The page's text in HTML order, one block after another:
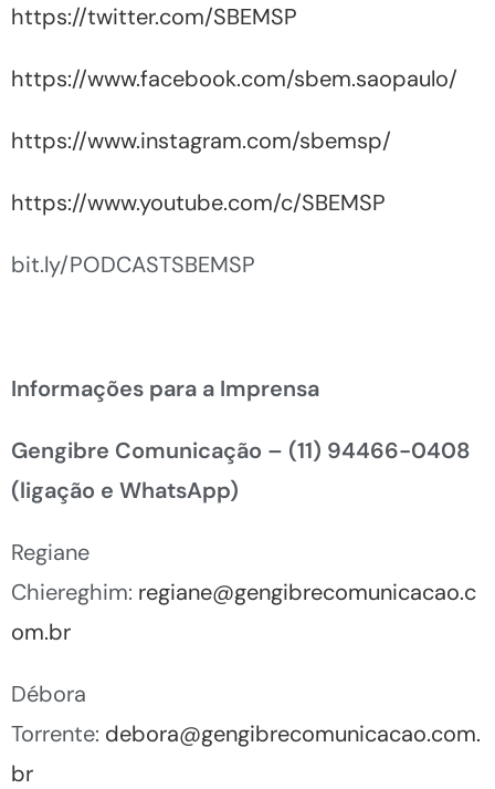
https://twitter.com/SBEMSP
https://www.facebook.com/sbem.saopaulo/
https://www.instagram.com/sbemsp/
https://www.youtube.com/c/SBEMSP
bit.ly/PODCASTSBEMSP
Informações para a Imprensa
Gengibre Comunicação – (11) 94466-0408
(ligação e WhatsApp)
Regiane
Chiereghim: regiane@gengibrecomunicacao.c
om.br
Débora
Torrente: debora@gengibrecomunicacao.com.
br